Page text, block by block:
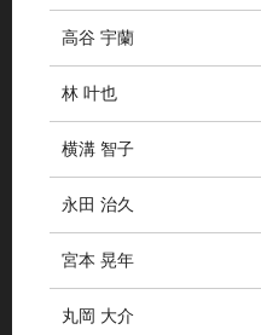
高谷 宇蘭
林 叶也
横溝 智子
永田 治久
宮本 晃年
丸岡 大介